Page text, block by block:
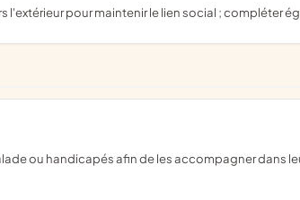
l'extérieur pour maintenir le lien social ; compléter